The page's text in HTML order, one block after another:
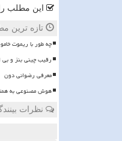
این مطلب
تازه ترین
چه طور با ریموت
رقیب چینی بنز و بی
معرفی رضوانی دون
هوش مصنوعی به
نظرات